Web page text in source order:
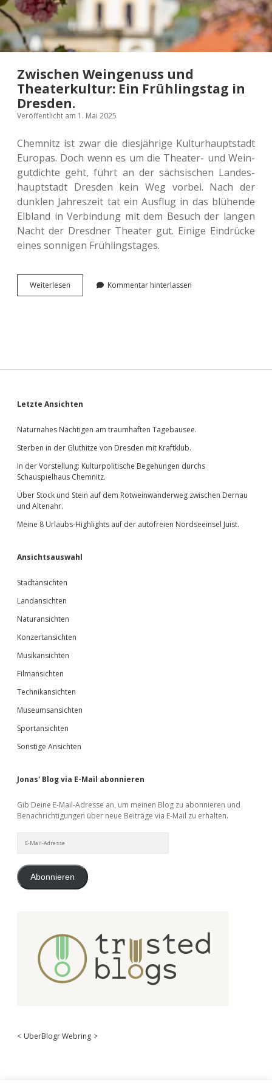
Zwischen Weingenuss und
Theaterkultur: Ein Frühlingstag in
Dresden.
Veröffentlicht am 1. Mai 2025
Chem­nitz ist zwar die dies­jäh­ri­ge Kul­tur­haupt­stadt
Euro­pas. Doch wenn es um die Thea­ter- und Wein­
gut­dich­te geht, führt an der säch­si­schen Lan­des­
haupt­stadt Dres­den kein Weg vorbei. Nach der
dunk­len Jah­res­zeit tat ein Aus­flug in das blü­hen­de
Elb­land in Ver­bin­dung mit dem Besuch der langen
Nacht der Dresd­ner Thea­ter gut. Einige Ein­drü­cke
eines son­ni­gen Frühlingstages.
Wei­ter­le­sen
schen
kul­
Früh­
tag
Dresden.
Kommentar hinterlassen
Sidebar
Letzte Ansichten
Naturnahes Nächtigen am traumhaften Tagebausee.
Sterben in der Gluthitze von Dresden mit Kraftklub.
In der Vorstellung: Kulturpolitische Begehungen durchs
Schauspielhaus Chemnitz.
Über Stock und Stein auf dem Rotweinwanderweg zwischen Dernau
und Altenahr.
Meine 8 Urlaubs-Highlights auf der autofreien Nordseeinsel Juist.
Ansichtsauswahl
Stadtansichten
Landansichten
Naturansichten
Konzertansichten
Musikansichten
Filmansichten
Technikansichten
Museumsansichten
Sportansichten
Sonstige Ansichten
Jonas' Blog via E-Mail abonnieren
Gib Deine E-Mail-Adresse an, um meinen Blog zu abonnieren und
Benachrichtigungen über neue Beiträge via E-Mail zu erhalten.
Mail-
Abonnieren
< UberBlogr Webring >